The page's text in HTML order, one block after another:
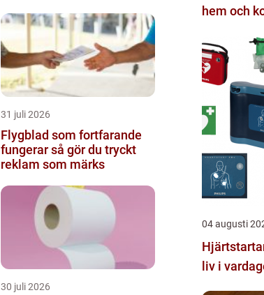
31 juli 2026
Flygblad som fortfarande
fungerar så gör du tryckt
reklam som märks
30 juli 2026
hem och
04 augusti
liv i